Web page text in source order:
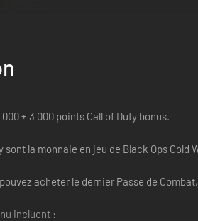
+ 3 000 points Call of Duty bonus.
sont la monnaie en jeu de Black Ops
acheter le dernier Passe de
incluent :